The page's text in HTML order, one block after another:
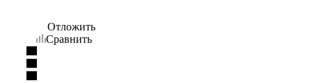
Отложить
Сравнить